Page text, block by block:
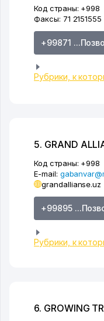
Код страны: +998
Факсы: 71 2151555
+99871
Рубрики, к
5. GRAND
Код страны: +998
E-mail:
grandallianse.uz
+99895
Рубрики, к
6. GROWING